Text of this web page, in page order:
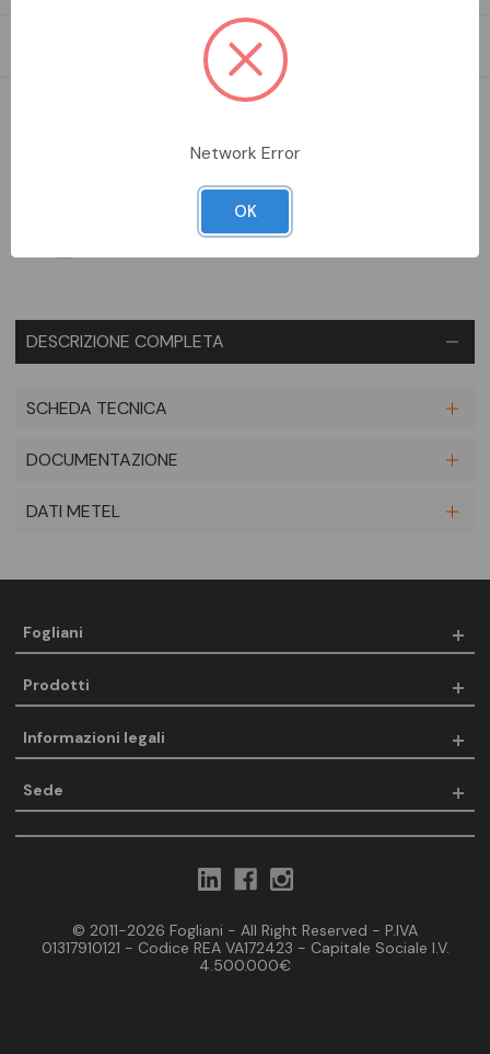
Aggiungi alla comparazione
DESCRIZIONE COMPLETA
SCHEDA TECNICA
DOCUMENTAZIONE
DATI METEL
Fogliani
Prodotti
Informazioni legali
Sede
© 2011-2026 Fogliani - All Right Reserved - P.IVA
01317910121 - Codice REA VA172423 - Capitale Sociale I.V.
4.500.000€
Network Error
OK